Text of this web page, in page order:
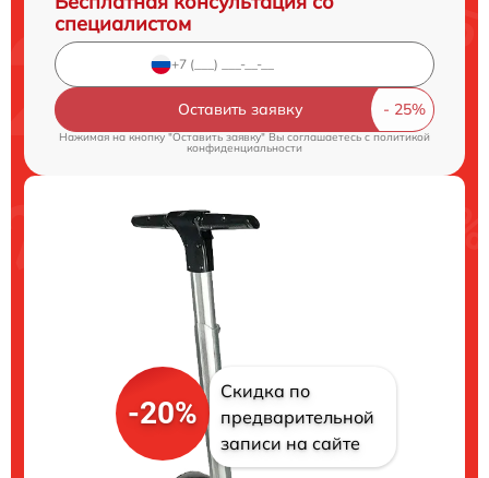
специалистом
Оставить заявку
Нажимая на кнопку "Оставить заявку" Вы соглашаетесь cполитикой
конфиденциальности
-20%
Скидка по
предварительной
записи на сайте